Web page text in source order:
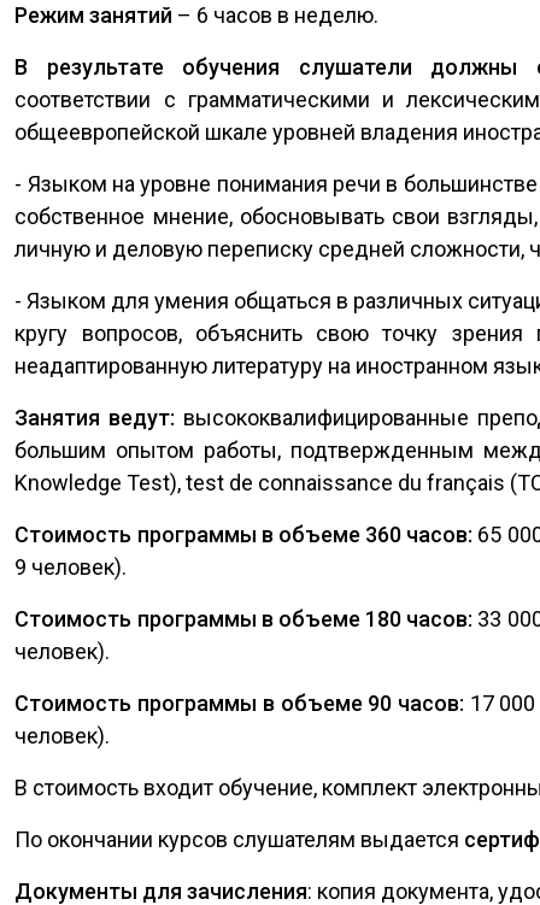
Режим занятий – 6 часов в неделю.
В результате обучения слушатели должны
соответствии с грамматическими и
общеевропейской шкале уровней владения
- Языком на уровне понимания речи в
собственное мнение, обосновывать свои
личную и деловую переписку средней сложности,
- Языком для умения общаться в различных
кругу вопросов, объяснить свою точку
неадаптированную литературу на иностранном
Занятия ведут: высококвалифицированные
большим опытом работы, подтвержденным
Knowledge Test), test de connaissance du français
Стоимость программы в объеме 360 часов: 65
9 человек).
Стоимость программы в объеме 180 часов: 33
человек).
Стоимость программы в объеме 90 часов: 17
человек).
В стоимость входит обучение, комплект
По окончании курсов слушателям выдается
Документы для зачисления: копия документа,